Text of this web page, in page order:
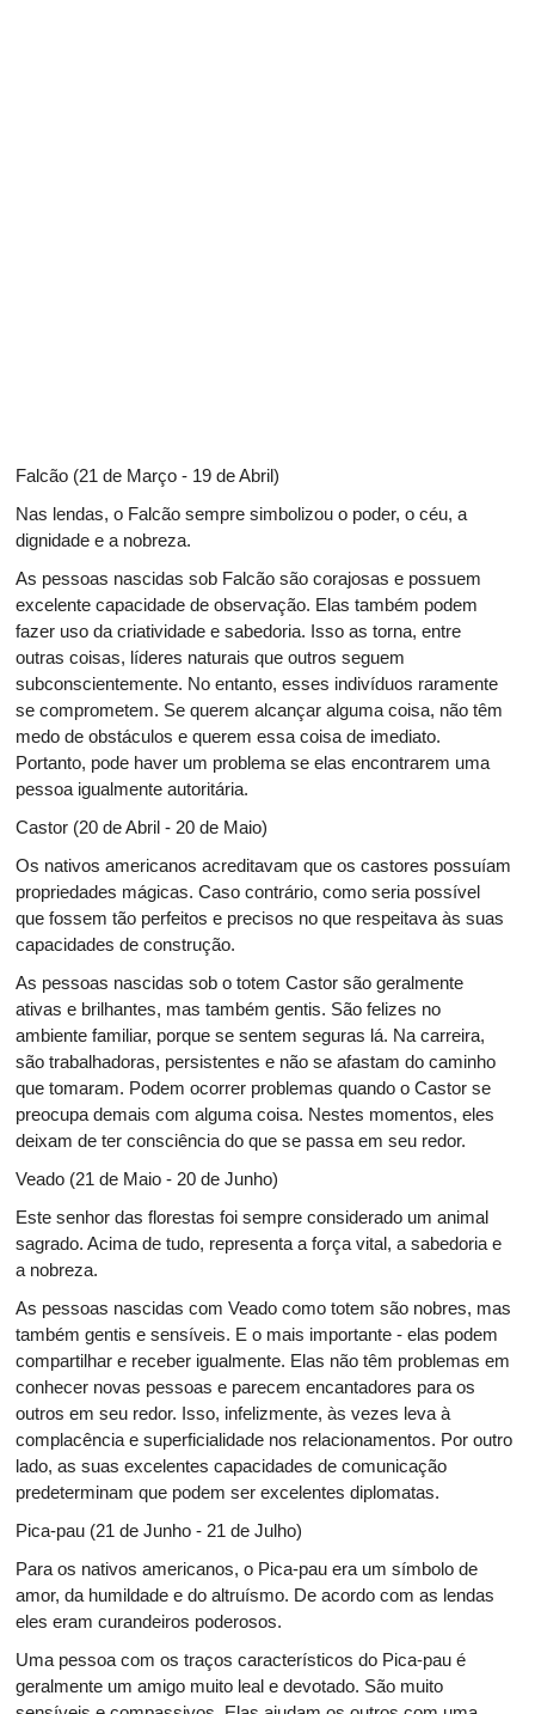
Falcão (21 de Março - 19 de Abril)
Nas lendas, o Falcão sempre simbolizou o poder, o céu, a
dignidade e a nobreza.
As pessoas nascidas sob Falcão são corajosas e possuem
excelente capacidade de observação. Elas também podem
fazer uso da criatividade e sabedoria. Isso as torna, entre
outras coisas, líderes naturais que outros seguem
subconscientemente. No entanto, esses indivíduos raramente
se comprometem. Se querem alcançar alguma coisa, não têm
medo de obstáculos e querem essa coisa de imediato.
Portanto, pode haver um problema se elas encontrarem uma
pessoa igualmente autoritária.
Castor (20 de Abril - 20 de Maio)
Os nativos americanos acreditavam que os castores possuíam
propriedades mágicas. Caso contrário, como seria possível
que fossem tão perfeitos e precisos no que respeitava às suas
capacidades de construção.
As pessoas nascidas sob o totem Castor são geralmente
ativas e brilhantes, mas também gentis. São felizes no
ambiente familiar, porque se sentem seguras lá. Na carreira,
são trabalhadoras, persistentes e não se afastam do caminho
que tomaram. Podem ocorrer problemas quando o Castor se
preocupa demais com alguma coisa. Nestes momentos, eles
deixam de ter consciência do que se passa em seu redor.
Veado (21 de Maio - 20 de Junho)
Este senhor das florestas foi sempre considerado um animal
sagrado. Acima de tudo, representa a força vital, a sabedoria e
a nobreza.
As pessoas nascidas com Veado como totem são nobres, mas
também gentis e sensíveis. E o mais importante - elas podem
compartilhar e receber igualmente. Elas não têm problemas em
conhecer novas pessoas e parecem encantadores para os
outros em seu redor. Isso, infelizmente, às vezes leva à
complacência e superficialidade nos relacionamentos. Por outro
lado, as suas excelentes capacidades de comunicação
predeterminam que podem ser excelentes diplomatas.
Pica-pau (21 de Junho - 21 de Julho)
Para os nativos americanos, o Pica-pau era um símbolo de
amor, da humildade e do altruísmo. De acordo com as lendas
eles eram curandeiros poderosos.
Uma pessoa com os traços característicos do Pica-pau é
geralmente um amigo muito leal e devotado. São muito